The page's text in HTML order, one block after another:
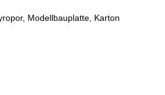
Modellbauplatte, Karton